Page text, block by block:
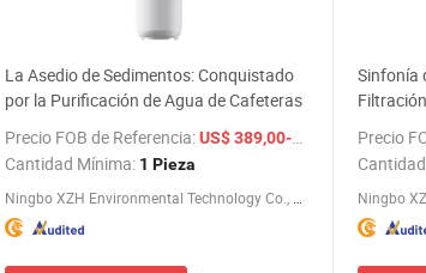
/ Pieza
La Asedio de Sedimentos: Conquistado
por la Purificación de Agua de Cafeteras
Precio FOB de Referencia:US$ 389,00-399,00
/ Pieza
Cantidad Mínima: 1 Pieza
Sinfonía
Precio